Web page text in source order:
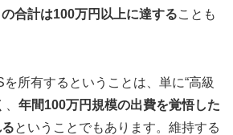
合計は100万円以上に達することも
所有するということは、単に“高級
年間100万円規模の出費を覚悟した
ということでもあります。維持する